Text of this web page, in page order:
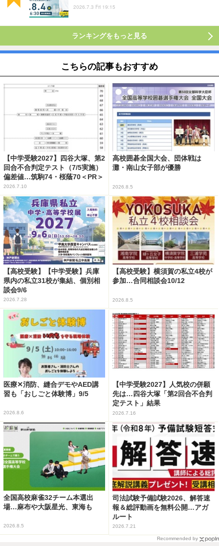
2026.7.3 Fri 19:15
ランキングをもっと見る
こちらの記事もおすすめ
【中学受験2027】四谷大塚、第2
回合不合判定テスト（7/5実施）
偏差値…筑駒74・桜蔭70＜PR＞
2026.7.10
高校囲碁全国大会、団体戦は
灘・南山女子部が優勝
2026.8.5
【高校受験】【中学受験】兵庫
県内の私立31校が集結、個別相
談会9/6
2026.7.28
【高校受験】横須賀の私立4校が
参加…合同相談会10/12
2026.8.5
医療✕消防、縫合デモやAED講
習も「おしごと体験博」9/5
2026.8.6
【中学受験2027】人気校の併願
先は…四谷大塚「第2回合不合判
定テスト」結果
2026.7.16
全国高校麻雀32チーム本選出
場…麻布や大阪星光、東海も
2026.8.5
司法試験予備試験2026、解答速
報＆総評動画を無料公開…アガ
ルート
2026.7.21
Recommended by